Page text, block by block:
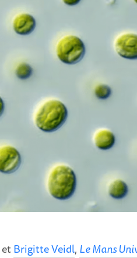
etBrigitte Veidl, Le Mans